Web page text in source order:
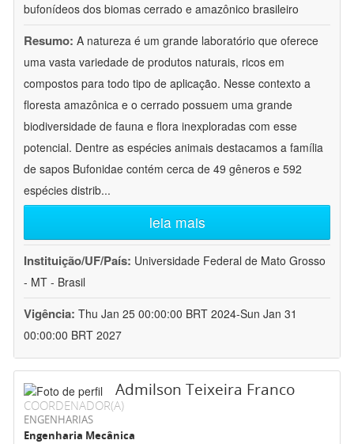
bufonídeos dos biomas cerrado e amazônico brasileiro
Resumo: A natureza é um grande laboratório que oferece
uma vasta variedade de produtos naturais, ricos em
compostos para todo tipo de aplicação. Nesse contexto a
floresta amazônica e o cerrado possuem uma grande
biodiversidade de fauna e flora inexploradas com esse
potencial. Dentre as espécies animais destacamos a família
de sapos Bufonidae contém cerca de 49 gêneros e 592
espécies distrib...
leia mais
Instituição/UF/País: Universidade Federal de Mato Grosso
- MT - Brasil
Vigência: Thu Jan 25 00:00:00 BRT 2024-Sun Jan 31
00:00:00 BRT 2027
Admilson Teixeira Franco
COORDENADOR(A)
ENGENHARIAS
Engenharia Mecânica